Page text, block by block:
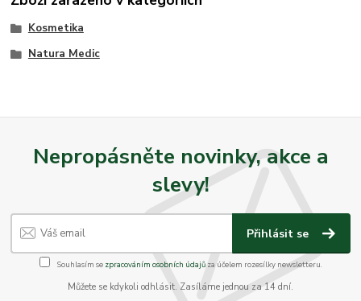
Kosmetika
Natura Medic
Nepropásněte novinky, akce a
slevy!
Přihlásit se
Souhlasím se zpracováním osobních údajůza účelem rozesílky newsletteru.
Můžete se kdykoli odhlásit. Zasíláme jednou za 14 dní.